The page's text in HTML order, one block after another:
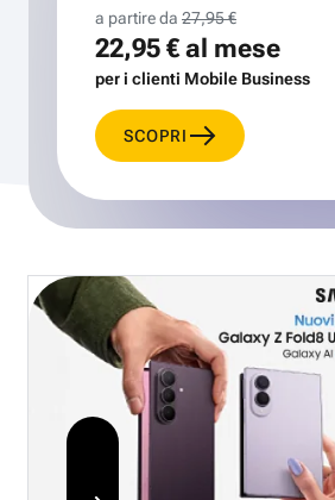
a partire da 27,95 €
22,95 €al mese
per i clienti Mobile Business
SCOPRI